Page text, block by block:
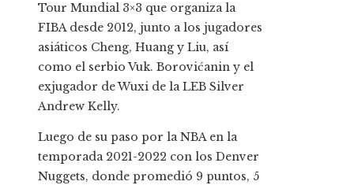
Tour Mundial 3×3 que organiza la
FIBA ​​desde 2012, junto a los jugadores
asiáticos Cheng, Huang y Liu, así
como el serbio Vuk. Borovićanin y el
exjugador de Wuxi de la LEB Silver
Andrew Kelly.
Luego de su paso por la NBA en la
temporada 2021-2022 con los Denver
Nuggets, donde promedió 9 puntos, 5